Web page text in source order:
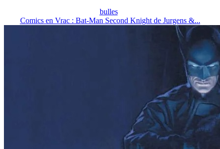
bulles
Comics en Vrac : Bat-Man Second Knight de Jurgens &...